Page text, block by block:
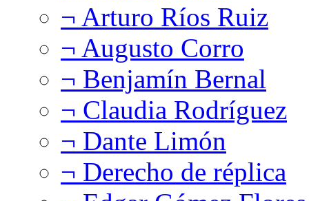
¬ Arturo Ríos Ruiz
¬ Augusto Corro
¬ Benjamín Bernal
¬ Claudia Rodríguez
¬ Dante Limón
¬ Derecho de réplica